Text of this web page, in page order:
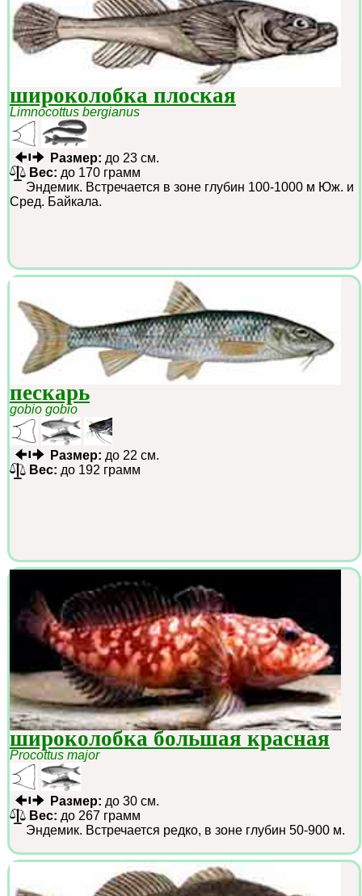
широколобка плоская
Limnocottus bergianus
Размер: до 23 см.
Вес: до 170 грамм
Эндемик. Встречается в зоне глубин 100-1000 м Юж. и
Сред. Байкала.
пескарь
gobio gobio
Размер: до 22 см.
Вес: до 192 грамм
широколобка большая красная
Procottus major
Размер: до 30 см.
Вес: до 267 грамм
Эндемик. Встречается редко, в зоне глубин 50-900 м.